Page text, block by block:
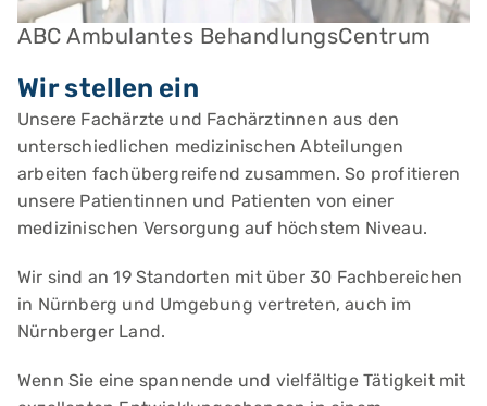
ABC Ambulantes BehandlungsCentrum
Wir stellen ein
Unsere Fachärzte und Fachärztinnen aus den
unterschiedlichen medizinischen Abteilungen
arbeiten fachübergreifend zusammen. So profitieren
unsere Patientinnen und Patienten von einer
medizinischen Versorgung auf höchstem Niveau.
Wir sind an 19 Standorten mit über 30 Fachbereichen
in Nürnberg und Umgebung vertreten, auch im
Nürnberger Land.
Wenn Sie eine spannende und vielfältige Tätigkeit mit